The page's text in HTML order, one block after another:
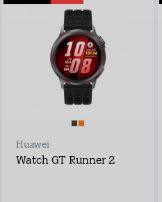
Huawei
Watch GT Runner 2